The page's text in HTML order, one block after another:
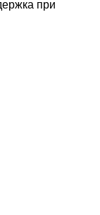
при